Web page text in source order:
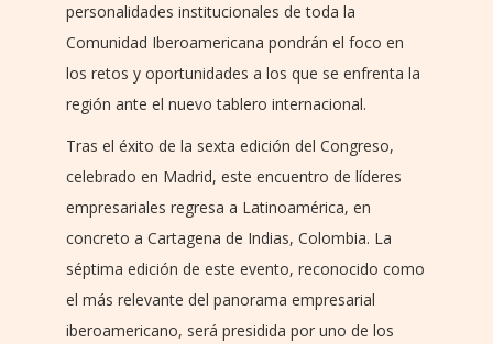
personalidades institucionales de toda la
Comunidad Iberoamericana pondrán el foco en
los retos y oportunidades a los que se enfrenta la
región ante el nuevo tablero internacional.
Tras el éxito de la sexta edición del Congreso,
celebrado en Madrid, este encuentro de líderes
empresariales regresa a Latinoamérica, en
concreto a Cartagena de Indias, Colombia. La
séptima edición de este evento, reconocido como
el más relevante del panorama empresarial
iberoamericano, será presidida por uno de los